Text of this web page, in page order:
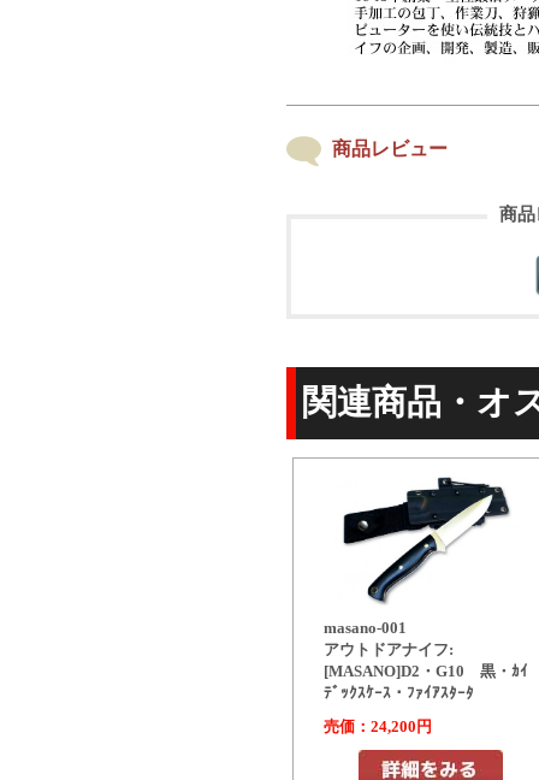
商品レビュー
商品
関連商品・オ
masano-001
アウトドアナイフ:
[MASANO]D2・G10 黒・ｶｲ
ﾃﾞｯｸｽｹｰｽ・ﾌｧｲｱｽﾀｰﾀ
売価：24,200円